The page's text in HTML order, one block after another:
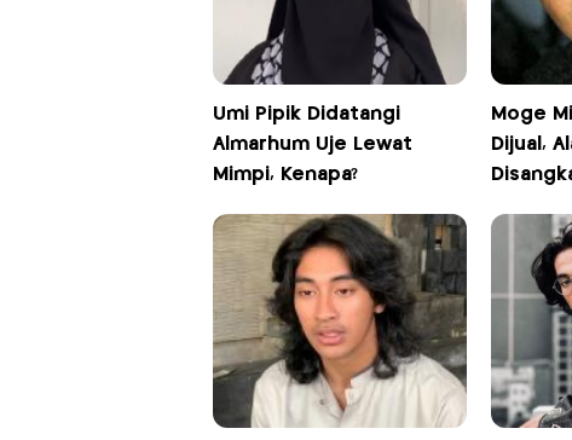
Umi Pipik Didatangi
Almarhum Uje Lewat
Mimpi, Kenapa?
Moge
Dijual,